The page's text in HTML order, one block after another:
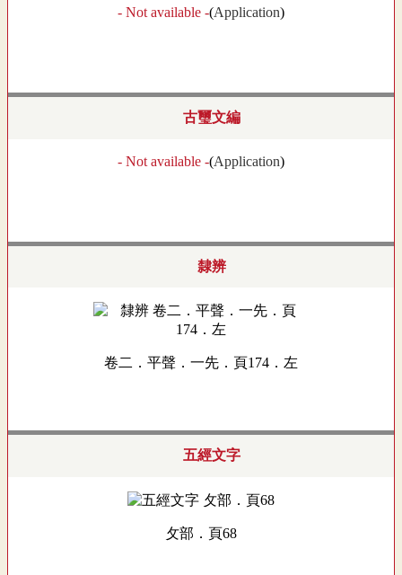
- Not available -(Application)
古璽文編
- Not available -(Application)
隸辨
卷二．平聲．一先．頁174．左
五經文字
攵部．頁68